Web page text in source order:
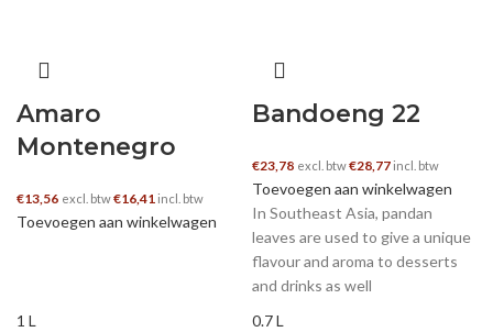
Amaro
Montenegro
€13,56 excl. btw€16,41 incl. btw
Toevoegen aan winkelwagen
Bandoeng 22
€23,78 excl. btw€28,77 incl. btw
Toevoegen aan winkelwagen
In Southeast Asia, pandan
leaves are used to give a unique
flavour and aroma to desserts
and drinks as well
1 L
0.7 L